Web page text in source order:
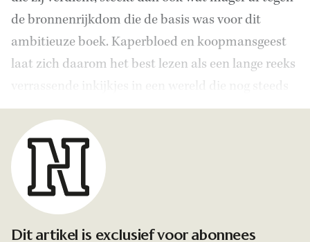
de bronnenrijkdom die de basis was voor dit
ambitieuze boek. Kaperbloed en koopmansgeest
laat zich daarom het best lezen als een lange reeks
verrassende inkijkjes in een wereld die nog steeds
tot ieders verbeelding spreekt.
Dit artikel is exclusief voor abonnees